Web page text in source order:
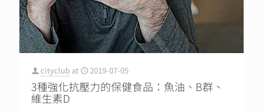
cityclub at 2019-07-05
3種強化抗壓力的保健食品：魚油、B群、
維生素D